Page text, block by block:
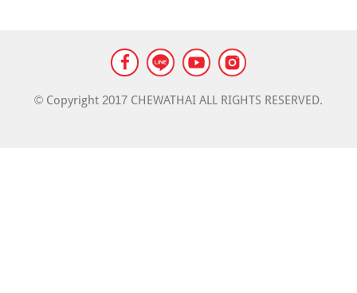
© Copyright 2017 CHEWATHAI ALL RIGHTS RESERVED.